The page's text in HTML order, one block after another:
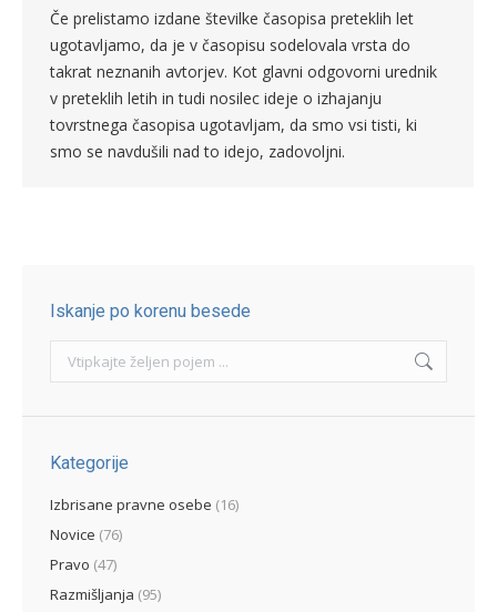
Če prelistamo izdane številke časopisa preteklih let
ugotavljamo, da je v časopisu sodelovala vrsta do
takrat neznanih avtorjev. Kot glavni odgovorni urednik
v preteklih letih in tudi nosilec ideje o izhajanju
tovrstnega časopisa ugotavljam, da smo vsi tisti, ki
smo se navdušili nad to idejo, zadovoljni.
Iskanje po korenu besede
Search:
Kategorije
Izbrisane pravne osebe (16)
Novice (76)
Pravo (47)
Razmišljanja (95)